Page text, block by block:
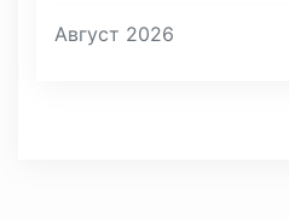
Август 2026